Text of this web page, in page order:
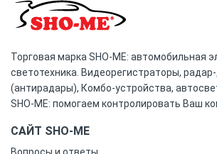
Торговая марка SHO-ME: автомобильная
светотехника. Видеорегистраторы,
(антирадары), Комбо-устройства,
SHO-ME: помогаем контролировать Ваш
САЙТ SHO-ME